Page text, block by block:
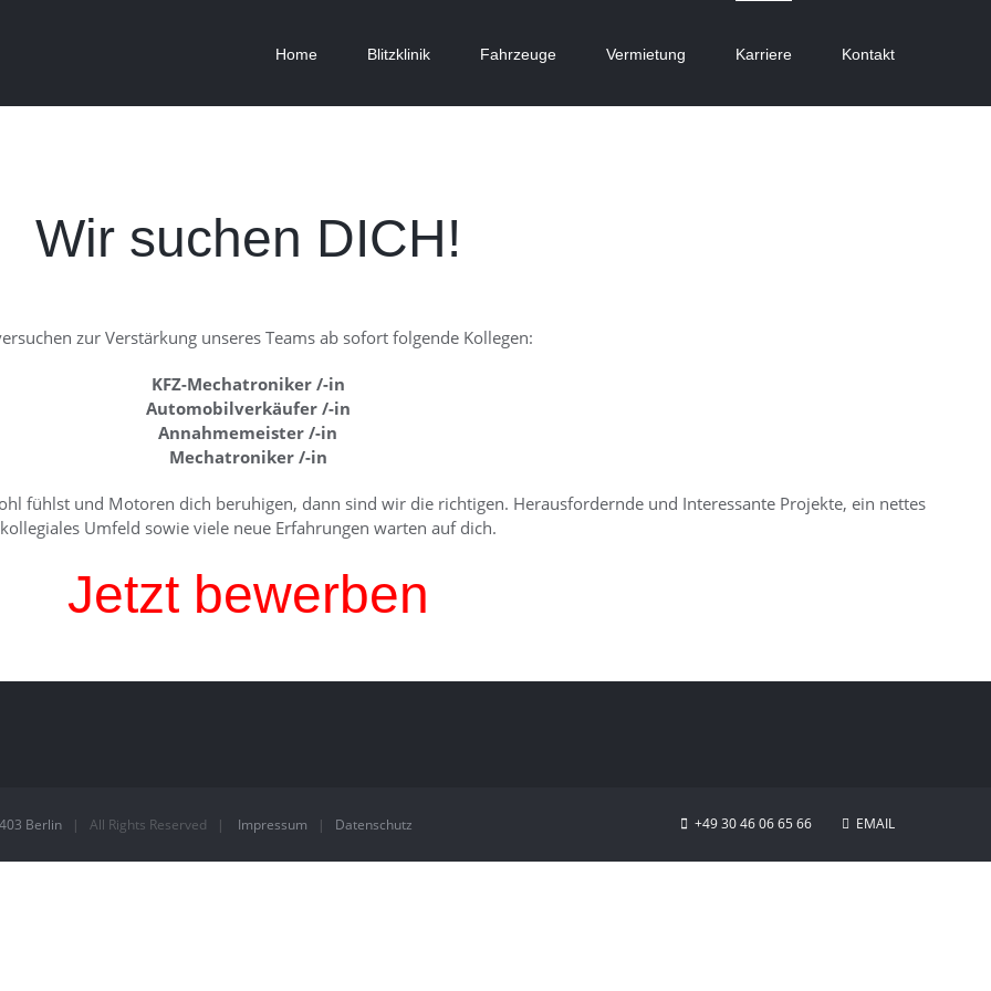
Home Blitzklinik Fahrzeuge Vermietung Karriere Kontakt
Wir suchen DICH!
zur Verstärkung unseres Teams ab sofort folgende Kollegen:
KFZ-Mechatroniker /-in
Automobilverkäufer /-in
Annahmemeister /-in
Mechatroniker /-in
fühlst und Motoren dich beruhigen, dann sind wir die richtigen. Herausfordernde und Interessante Projekte, ein nettes
kollegiales Umfeld sowie viele neue Erfahrungen warten auf dich.
Jetzt bewerben
Berlin | All Rights Reserved | Impressum | Datenschutz +49 30 46 06 65 66 EMAIL